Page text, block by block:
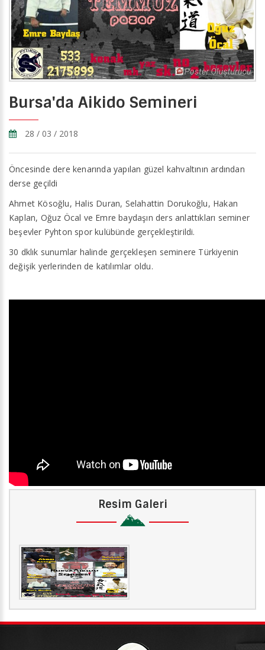
Bursa'da Aikido Semineri
28 / 03 / 2018
Öncesinde dere kenarında yapılan güzel kahvaltının ardından
derse geçildi
Ahmet Kösoğlu, Halis Duran, Selahattin Dorukoğlu, Hakan
Kaplan, Oğuz Öcal ve Emre baydaşın ders anlattıkları seminer
beşevler Pyhton spor kulübünde gerçekleştirildi.
30 dklık sunumlar halinde gerçekleşen seminere Türkiyenin
değişik yerlerinden de katılımlar oldu.
Resim Galeri